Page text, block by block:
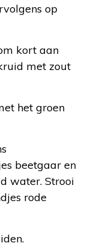
op
kort aan
met zout
het groen
beetgaar en
water. Strooi
rode